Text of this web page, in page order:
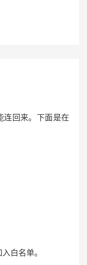
连回来。下面是在
白名单。